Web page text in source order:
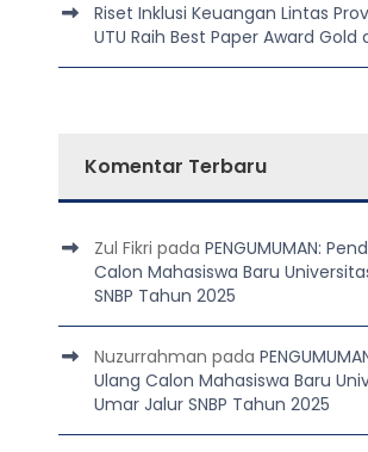
Riset Inklusi Keuangan Lintas
UTU Raih Best Paper Award Gold
Komentar Terbaru
Zul Fikri padaPENGUMUMAN:
Calon Mahasiswa Baru
SNBP Tahun 2025
Nuzurrahman pada
Ulang Calon Mahasiswa Baru
Umar Jalur SNBP Tahun 2025